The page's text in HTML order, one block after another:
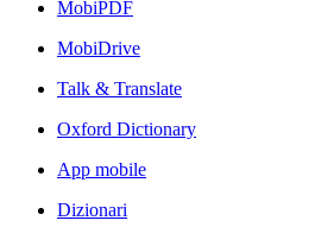
MobiPDF
MobiDrive
Talk & Translate
Oxford Dictionary
App mobile
Dizionari